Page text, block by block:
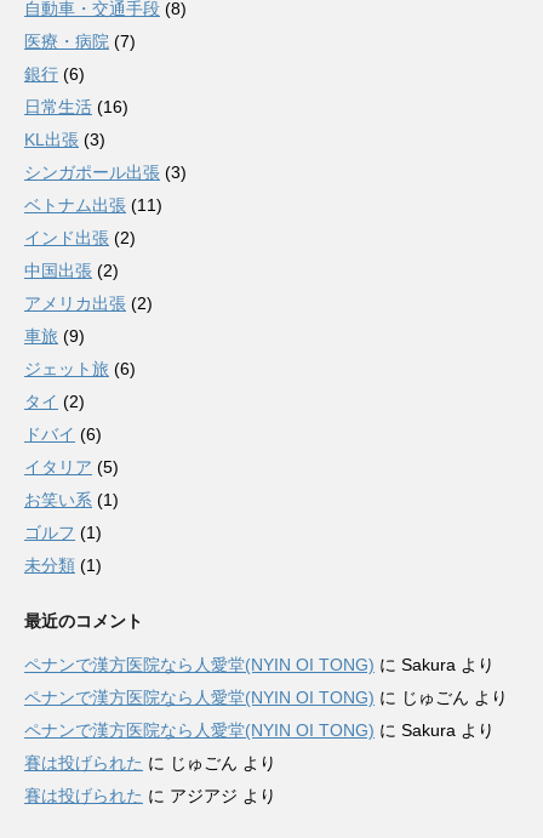
自動車・交通手段 (8)
医療・病院 (7)
銀行 (6)
日常生活 (16)
KL出張 (3)
シンガポール出張 (3)
ベトナム出張 (11)
インド出張 (2)
中国出張 (2)
アメリカ出張 (2)
車旅 (9)
ジェット旅 (6)
タイ (2)
ドバイ (6)
イタリア (5)
お笑い系 (1)
ゴルフ (1)
未分類 (1)
最近のコメント
ペナンで漢方医院なら人愛堂(NYIN OI TONG) に Sakura より
ペナンで漢方医院なら人愛堂(NYIN OI TONG) に じゅごん より
ペナンで漢方医院なら人愛堂(NYIN OI TONG) に Sakura より
賽は投げられた に じゅごん より
賽は投げられた に アジアジ より